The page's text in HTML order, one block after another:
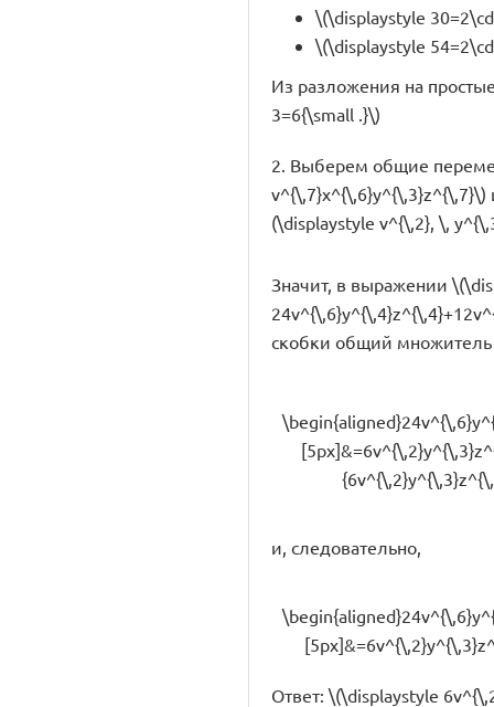
\(\displaystyle
\(\displaystyle
Из разложения на
3=6{\small .}\)
2. Выберем общие
v^{\,7}x^{\,6}y^{\,3}z^{\,7}\)
(\displaystyle v^{\,2}, \,
Значит, в выражении
скобки общий
и, следовательно,
Ответ: \(\displaystyle